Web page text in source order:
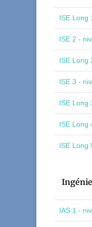
ISE Long
ISE 2 -
ISE Long
ISE 3 -
ISE Long
ISE Long
ISE Long
IAS 1 -